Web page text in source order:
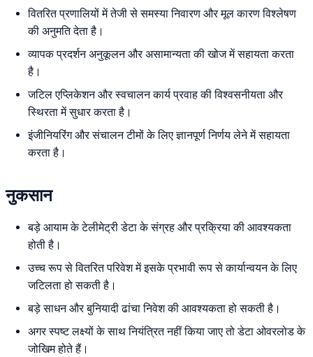
वितरित प्रणालियों में तेजी से समस्या निवारण और मूल कारण विश्लेषण
की अनुमति देता है।
व्यापक प्रदर्शन अनुकूलन और असामान्यता की खोज में सहायता करता
है।
जटिल एप्लिकेशन और स्वचालन कार्य प्रवाह की विश्वसनीयता और
स्थिरता में सुधार करता है।
इंजीनियरिंग और संचालन टीमों के लिए ज्ञानपूर्ण निर्णय लेने में सहायता
करता है।
नुकसान
बड़े आयाम के टेलीमेट्री डेटा के संग्रह और प्रक्रिया की आवश्यकता
होती है।
उच्च रूप से वितरित परिवेश में इसके प्रभावी रूप से कार्यान्वयन के लिए
जटिलता हो सकती है।
बड़े साधन और बुनियादी ढांचा निवेश की आवश्यकता हो सकती है।
अगर स्पष्ट लक्ष्यों के साथ नियंत्रित नहीं किया जाए तो डेटा ओवरलोड के
जोखिम होते हैं।